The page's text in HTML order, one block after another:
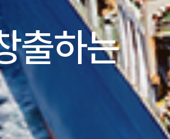
인 경